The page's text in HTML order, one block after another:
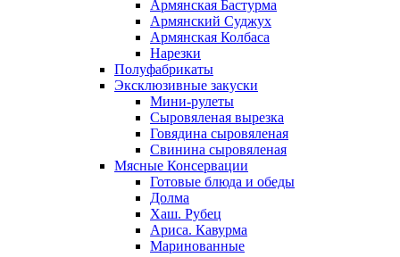
Армянская Бастурма
Армянский Суджух
Армянская Колбаса
Нарезки
Полуфабрикаты
Эксклюзивные закуски
Мини-рулеты
Сыровяленая вырезка
Говядина сыровяленая
Свинина сыровяленая
Мясные Консервации
Готовые блюда и обеды
Долма
Хаш. Рубец
Ариса. Кавурма
Маринованные